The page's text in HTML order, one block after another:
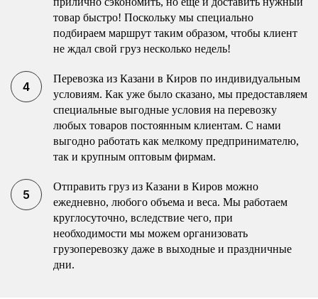
товар быстро! Поскольку мы специально
подбираем маршрут таким образом, чтобы клиент
не ждал свой груз несколько недель!
Перевозка из Казани в Киров по индивидуальным
условиям. Как уже было сказано, мы предоставляем
специальные выгодные условия на перевозку
любых товаров постоянным клиентам. С нами
выгодно работать как мелкому предпринимателю,
так и крупным оптовым фирмам.
Отправить груз из Казани в Киров можно
ежедневно, любого объема и веса. Мы работаем
круглосуточно, вследствие чего, при
необходимости мы можем организовать
грузоперевозку даже в выходные и праздничные
дни.